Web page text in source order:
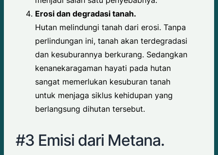
Erosi dan degradasi tanah.
Hutan melindungi tanah dari erosi. Tanpa
perlindungan ini, tanah akan terdegradasi
dan kesuburannya berkurang. Sedangkan
kenanekaragaman hayati pada hutan
sangat memerlukan kesuburan tanah
untuk menjaga siklus kehidupan yang
berlangsung dihutan tersebut.
#3 Emisi dari Metana.